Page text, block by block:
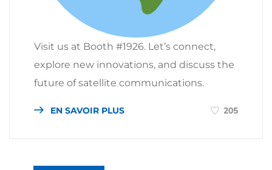
Visit us at Booth #1926. Let’s connect,
explore new innovations, and discuss the
future of satellite communications.
EN SAVOIR PLUS 205